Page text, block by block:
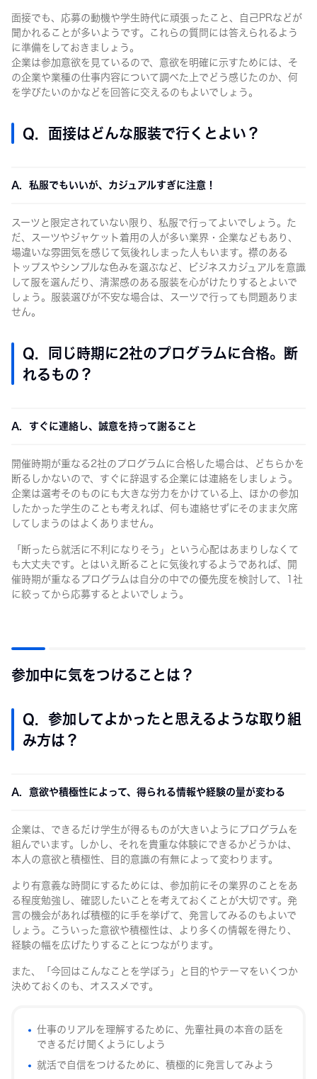
面接でも、応募の動機や学生時代に頑張ったこと、自己PRなどが
聞かれることが多いようです。これらの質問には答えられるよう
に準備をしておきましょう。
企業は参加意欲を見ているので、意欲を明確に示すためには、そ
の企業や業種の仕事内容について調べた上でどう感じたのか、何
を学びたいのかなどを回答に交えるのもよいでしょう。
Q. 面接はどんな服装で行くとよい？
A. 私服でもいいが、カジュアルすぎに注意！
スーツと限定されていない限り、私服で行ってよいでしょう。た
だ、スーツやジャケット着用の人が多い業界・企業などもあり、
場違いな雰囲気を感じて気後れしまった人もいます。襟のある
トップスやシンプルな色みを選ぶなど、ビジネスカジュアルを意識
して服を選んだり、清潔感のある服装を心がけたりするとよいで
しょう。服装選びが不安な場合は、スーツで行っても問題ありま
せん。
Q. 同じ時期に2社のプログラムに合格。断
れるもの？
A. すぐに連絡し、誠意を持って謝ること
開催時期が重なる2社のプログラムに合格した場合は、どちらかを
断るしかないので、すぐに辞退する企業には連絡をしましょう。
企業は選考そのものにも大きな労力をかけている上、ほかの参加
したかった学生のことも考えれば、何も連絡せずにそのまま欠席
してしまうのはよくありません。
「断ったら就活に不利になりそう」という心配はあまりしなくて
も大丈夫です。とはいえ断ることに気後れするようであれば、開
催時期が重なるプログラムは自分の中での優先度を検討して、1社
に絞ってから応募するとよいでしょう。
参加中に気をつけることは？
Q. 参加してよかったと思えるような取り組
み方は？
A. 意欲や積極性によって、得られる情報や経験の量が変わる
企業は、できるだけ学生が得るものが大きいようにプログラムを
組んでいます。しかし、それを貴重な体験にできるかどうかは、
本人の意欲と積極性、目的意識の有無によって変わります。
より有意義な時間にするためには、参加前にその業界のことをあ
る程度勉強し、確認したいことを考えておくことが大切です。発
言の機会があれば積極的に手を挙げて、発言してみるのもよいで
しょう。こういった意欲や積極性は、より多くの情報を得たり、
経験の幅を広げたりすることにつながります。
また、「今回はこんなことを学ぼう」と目的やテーマをいくつか
決めておくのも、オススメです。
仕事のリアルを理解するために、先輩社員の本音の話を
できるだけ聞くようにしよう
就活で自信をつけるために、積極的に発言してみよう